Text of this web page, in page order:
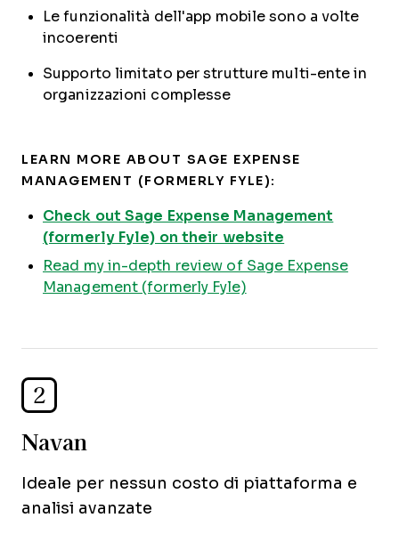
Le funzionalità dell'app mobile sono a volte
incoerenti
Supporto limitato per strutture multi-ente in
organizzazioni complesse
LEARN MORE ABOUT SAGE EXPENSE
MANAGEMENT (FORMERLY FYLE):
Check out Sage Expense Management
(formerly Fyle) on their website
Read my in-depth review of Sage Expense
Management (formerly Fyle)
2
Navan
Ideale per nessun costo di piattaforma e
analisi avanzate